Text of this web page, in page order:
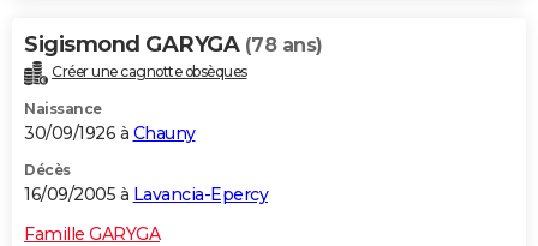
Sigismond GARYGA (78 ans)
Créer une cagnotte obsèques
Naissance
30/09/1926 à Chauny
Décès
16/09/2005 à Lavancia-Epercy
Famille GARYGA